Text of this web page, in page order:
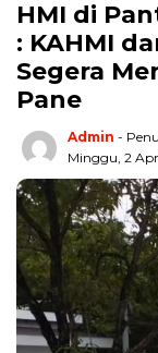
HMI di
: KAHMI
Segera
Pane
Admin -
Minggu, 2